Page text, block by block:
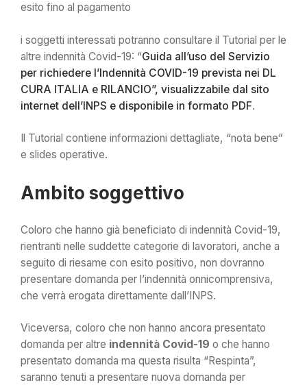
esito fino al pagamento
i soggetti interessati potranno consultare il Tutorial per le
altre indennità Covid-19: “Guida all’uso del Servizio
per richiedere l’Indennità COVID-19 prevista nei DL
CURA ITALIA e RILANCIO”, visualizzabile dal sito
internet dell’INPS e disponibile in formato PDF.
Il Tutorial contiene informazioni dettagliate, “nota bene”
e slides operative.
Ambito soggettivo
Coloro che hanno già beneficiato di indennità Covid-19,
rientranti nelle suddette categorie di lavoratori, anche a
seguito di riesame con esito positivo, non dovranno
presentare domanda per l’indennità onnicomprensiva,
che verrà erogata direttamente dall’INPS.
Viceversa, coloro che non hanno ancora presentato
domanda per altre indennità Covid-19 o che hanno
presentato domanda ma questa risulta “Respinta”,
saranno tenuti a presentare nuova domanda per